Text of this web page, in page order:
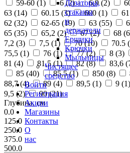
Дозаторы,
стаканы
и
держатели
Ершики
Крючки
Мыльницы
Чистящее
средство
Войти
Регистрация
Акции
Магазины
Контакты
О
нас
59-60 (1) 6 (2) 6,9 (2)
63 (14) 60.15 (3) 600 (1)
62 (32) 62-65 (19) 63 (55)
65 (35) 65,2 (2) 67 (2) 68 (6
7,2 (3) 7,5 (1) 70 (10) 70.5 (
75,5 (1) 76 (1) 77 (2) 8 (3)
81 (4) 81,5 (1) 82 (8) 83,6 (
85 (40) 85,5 (1) 850 (8)
88,7 (4) 89 (4) 89,5 (1) 9 (1)
9,5 (2) 90 (21)
Глубина, см
0.0
125.0
250.0
375.0
500.0